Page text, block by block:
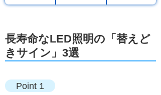
長寿命なLED照明の「替えど
きサイン」3選
Point 1